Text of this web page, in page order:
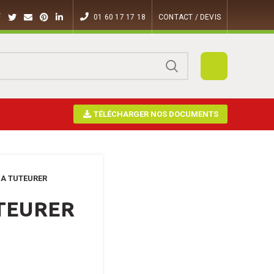
01 60 17 17 18 CONTACT / DEVIS
TÉLÉCHARGER NOS DOCUMENTS
TUTEURER